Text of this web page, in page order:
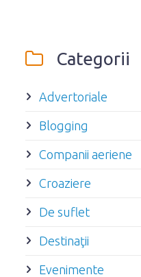
Categorii
Advertoriale
Blogging
Companii aeriene
Croaziere
De suflet
Destinaţii
Evenimente